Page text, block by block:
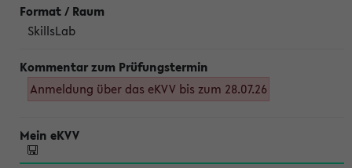
SkillsLab
Anmeldung über das eKVV bis zum 28.07.26